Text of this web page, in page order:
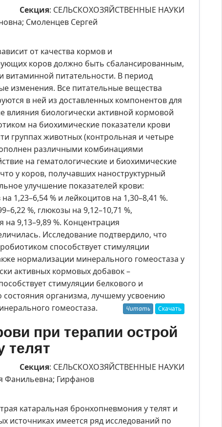
Секция: СЕЛЬСКОХОЗЯЙСТВЕННЫЕ НАУКИ
Смоленцев Сергей
от качества кормов и
коров должно быть сбалансированным,
витаминной питательности. В период
изменения. Все питательные вещества
в ней из доставленных компонентов для
влияния биологически активной кормовой
на биохимические показатели крови
группах животных (контрольная и четыре
различными комбинациями
на гематологические и биохимические
у коров, получавших наноструктурный
улучшение показателей крови:
1,23–6,54 % и лейкоцитов на 1,30–8,41 %.
%, глюкозы на 9,12–10,71 %,
9,13–9,89 %. Концентрация
Исследование подтвердило, что
способствует стимуляции
нормализации минерального гомеостаза у
активных кормовых добавок –
стимуляции белкового и
организма, лучшему усвоению
гомеостаза.
Читать Скачать
при терапии острой
телят
Секция: СЕЛЬСКОХОЗЯЙСТВЕННЫЕ НАУКИ
Фанильевна; Гирфанов
катаральная бронхопневмония у телят и
источниках имеется ряд исследований по